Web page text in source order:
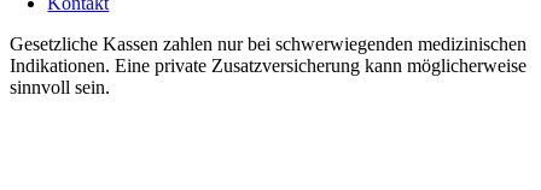
Gesetzliche Kassen zahlen nur bei schwerwiegenden medizinischen
Indikationen. Eine private Zusatzversicherung kann möglicherweise
sinnvoll sein.